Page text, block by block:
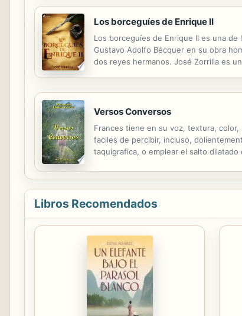
Los borceguíes de Enrique II
Los borceguíes de Enrique II es una
Gustavo Adolfo Bécquer en su obra
dos reyes hermanos. José Zorrilla es
Versos Conversos
Frances tiene en su voz, textura,
faciles de percibir, incluso,
taquigrafica, o emplear el salto
Libros Recomendados